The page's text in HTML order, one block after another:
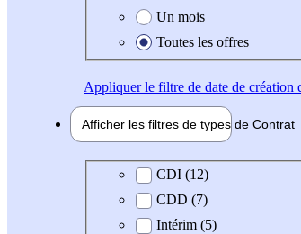
Un mois
Toutes les offres
Appliquerle filtre de date de création
Afficher les filtres de types de Contrat
Type de contratCDI (12)
CDD (7)
Intérim (5)